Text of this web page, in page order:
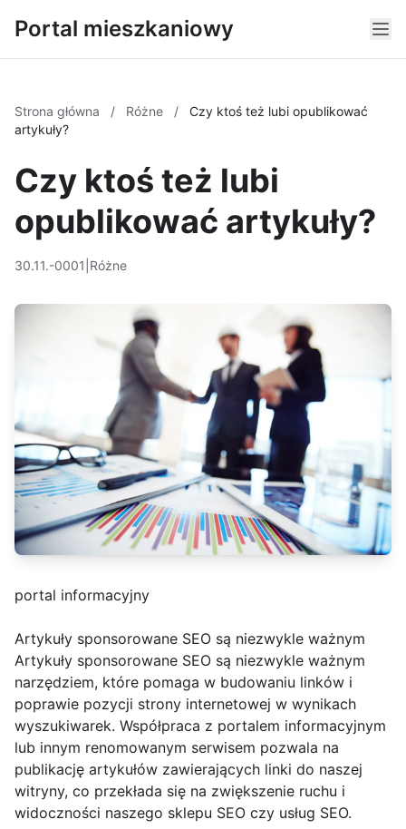
Portal mieszkaniowy
Strona główna / Różne /
Czy ktoś też lubi opublikować
artykuły?
Czy ktoś też lubi
opublikować artykuły?
30.11.-0001 Różne
portal informacyjny
Artykuły sponsorowane SEO są niezwykle ważnym
Artykuły sponsorowane SEO są niezwykle ważnym
narzędziem, które pomaga w budowaniu linków i
poprawie pozycji strony internetowej w wynikach
wyszukiwarek. Współpraca z portalem informacyjnym
lub innym renomowanym serwisem pozwala na
publikację artykułów zawierających linki do naszej
witryny, co przekłada się na zwiększenie ruchu i
widoczności naszego sklepu SEO czy usług SEO.